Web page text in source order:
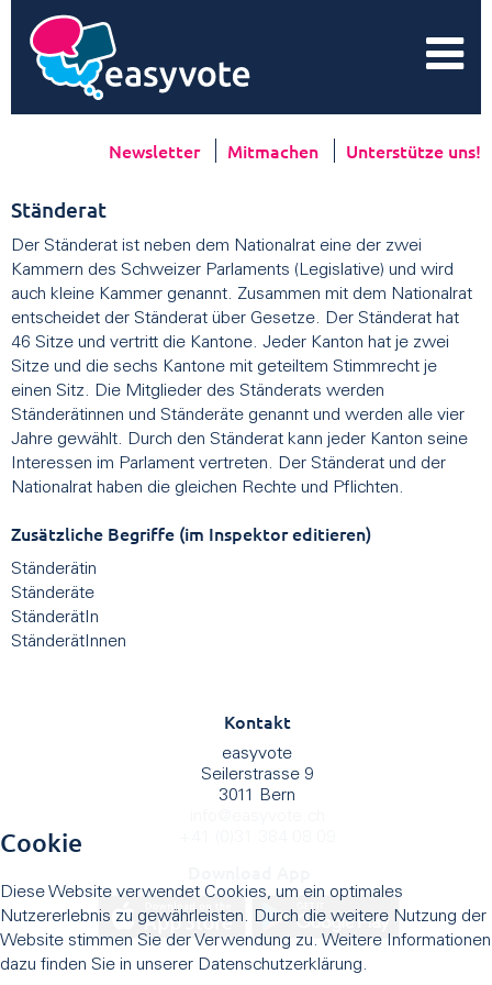
Newsletter Mitmachen Unterstütze uns!
Ständerat
Der Ständerat ist neben dem Nationalrat eine der zwei
Kammern des Schweizer Parlaments (Legislative) und wird
auch kleine Kammer genannt. Zusammen mit dem Nationalrat
entscheidet der Ständerat über Gesetze. Der Ständerat hat
46 Sitze und vertritt die Kantone. Jeder Kanton hat je zwei
Sitze und die sechs Kantone mit geteiltem Stimmrecht je
einen Sitz. Die Mitglieder des Ständerats werden
Ständerätinnen und Ständeräte genannt und werden alle vier
Jahre gewählt. Durch den Ständerat kann jeder Kanton seine
Interessen im Parlament vertreten. Der Ständerat und der
Nationalrat haben die gleichen Rechte und Pflichten.
Zusätzliche Begriffe (im Inspektor editieren)
Ständerätin
Ständeräte
StänderätIn
StänderätInnen
Kontakt
easyvote
Seilerstrasse 9
3011 Bern
Cookie
Diese Website verwendet Cookies, um ein optimales
Nutzererlebnis zu gewährleisten. Durch die weitere Nutzung der
Website stimmen Sie der Verwendung zu. Weitere Informationen
dazu finden Sie in unserer Datenschutzerklärung.